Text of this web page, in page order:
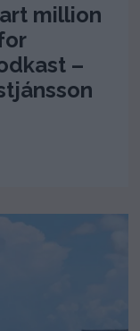
million
–